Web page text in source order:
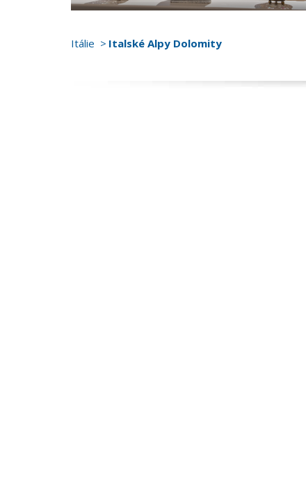
Itálie Italské Alpy Dolomity